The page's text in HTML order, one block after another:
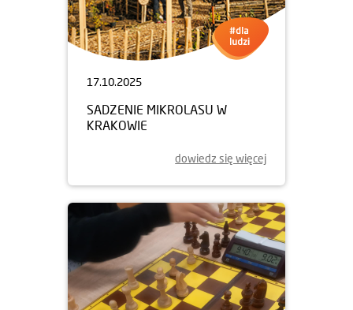
17.10.2025
SADZENIE MIKROLASU W
KRAKOWIE
dowiedz się więcej